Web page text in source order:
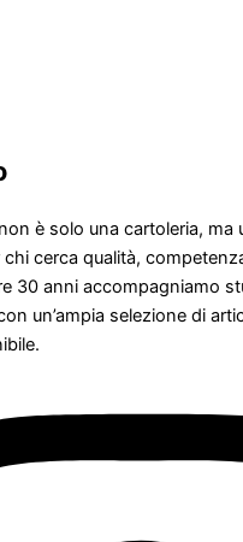
non è solo una cartoleria, ma
cerca qualità,
30 anni accompagniamo
un’ampia selezione di